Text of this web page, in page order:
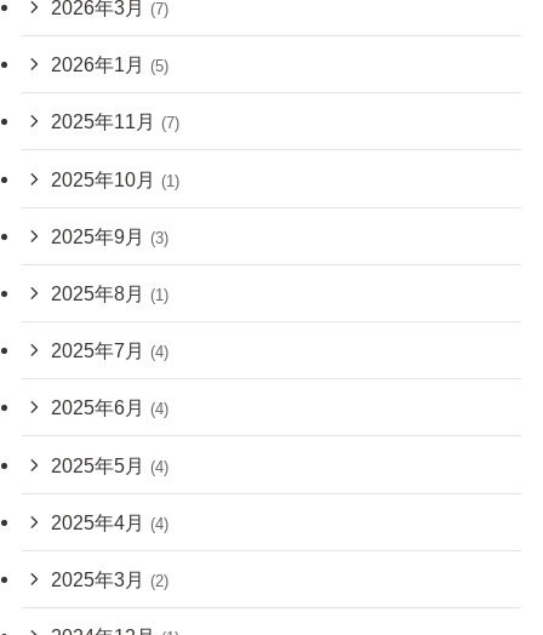
2026年3月 (7)
2026年1月 (5)
2025年11月 (7)
2025年10月 (1)
2025年9月 (3)
2025年8月 (1)
2025年7月 (4)
2025年6月 (4)
2025年5月 (4)
2025年4月 (4)
2025年3月 (2)